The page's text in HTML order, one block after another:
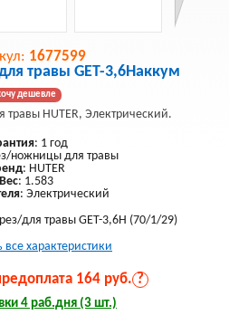
1677599
травы GET-3,6Hаккум
дешевле
травы HUTER, Электрический.
: 1 год
ножницы для травы
: HUTER
Вес: 1.583
: Электрический
для травы GET-3,6H (70/1/29)
все характеристики
164 руб. ?
4 раб.дня (3 шт.)